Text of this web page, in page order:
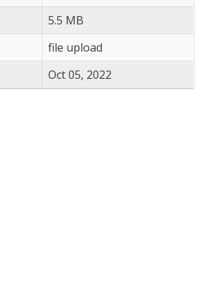
5.5 MB
file upload
Oct 05, 2022